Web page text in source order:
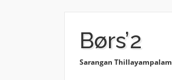
Børs’2
Sarangan Thillayampalam